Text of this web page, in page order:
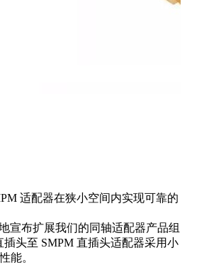
适配器在狭小空间内实现可靠的
宣布扩展我们的同轴适配器产品组
插头至 SMPM 直插头适配器采用小
能。